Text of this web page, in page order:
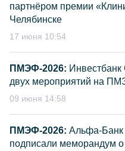
партнёром премии
Челябинске
17 июня 10:54
ПМЭФ-2026:
двух мероприятий на
09 июня 14:58
ПМЭФ-2026: Альфа-Банк
подписали меморандум о